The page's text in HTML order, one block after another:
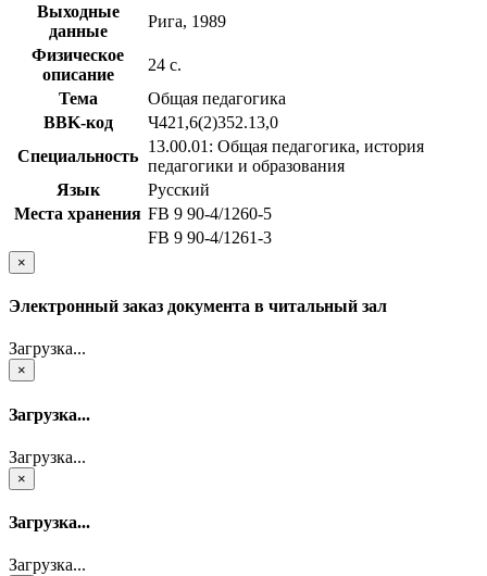
Выходные
данные
Рига, 1989
Физическое
описание
24 с.
Тема
Общая педагогика
BBK-код
Ч421,6(2)352.13,0
Специальность
13.00.01: Общая педагогика, история
педагогики и образования
Язык
Русский
Места хранения FB 9 90-4/1260-5
FB 9 90-4/1261-3
×
Электронный заказ документа в читальный зал
Загрузка...
×
Загрузка...
Загрузка...
×
Загрузка...
Загрузка...